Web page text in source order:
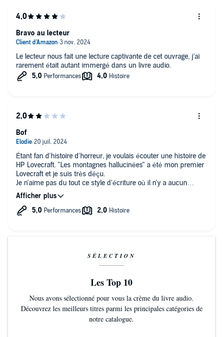
Le lecteur nous fait une lecture captivante de cet ouvrage, j’ai
rarement était autant immergé dans un livre audio.
Bravo au lecteur
Étant fan d'histoire d'horreur, je voulais écouter une histoire de
HP Lovecraft. "Les montagnes hallucinées" a été mon premier
Lovecraft et je suis très déçu.
Je n'aime pas du tout ce style d'écriture où il n'y a aucun
dialogue, c'est le compte rendu d'un explorateur donc juste du
descriptif.
Bref, je sais maintenant que Lovecraft, ce n'est pas pour moi.
Bof
SÉLECTION
Les Top 10
Nous avons sélectionné pour vous la crème du livre audio.
Découvrez les meilleurs titres parmi les principales catégories de
notre catalogue.